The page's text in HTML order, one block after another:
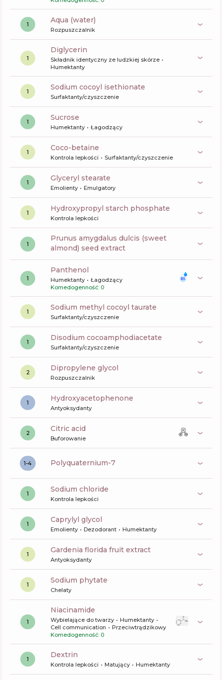
1 aqua (water)
Rozpuszczalnik
1
diglycerin
Składnik identyczny ze ludzkiej skórze
Humektanty
1 sodium cocoyl isethionate
Surfaktanty/czyszczenie
1 sucrose
Humektanty Łagodzący
1 coco-betaine
Kontrola lepkości Surfaktanty/czyszczenie
1 glyceryl stearate
Emolienty Emulgatory
1 hydroxypropyl starch phosphate
Kontrola lepkości
1
prunus amygdalus dulcis (sweet
almond) seed extract
1
panthenol
Humektanty
Łagodzący
Komedogenność: 0
1 sodium methyl cocoyl taurate
Surfaktanty/czyszczenie
1 disodium cocoamphodiacetate
Surfaktanty/czyszczenie
2 dipropylene glycol
Rozpuszczalnik
1 Hydroxyacetophenone
Antyoksydanty
2 citric acid
Buforowanie
1-4 polyquaternium-7
1 sodium chloride
Kontrola lepkości
1 caprylyl glycol
Emolienty Dezodorant Humektanty
1 gardenia florida fruit extract
Antyoksydanty
1 sodium phytate
Chelaty
1
niacinamide
Wybielające do twarzy
Humektanty
Cell communication
Przeciwtrądzikowy
Komedogenność: 0
1 dextrin
Kontrola lepkości Matujący Humektanty